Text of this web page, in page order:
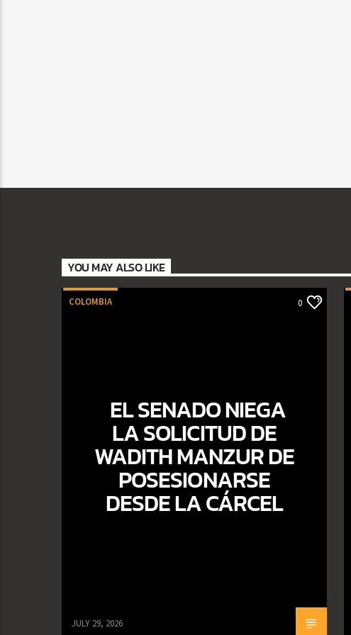
YOU MAY ALSO LIKE
COLOMBIA 0
EL SENADO NIEGA
LA SOLICITUD DE
WADITH MANZUR DE
POSESIONARSE
DESDE LA CÁRCEL
JULY 29, 2026